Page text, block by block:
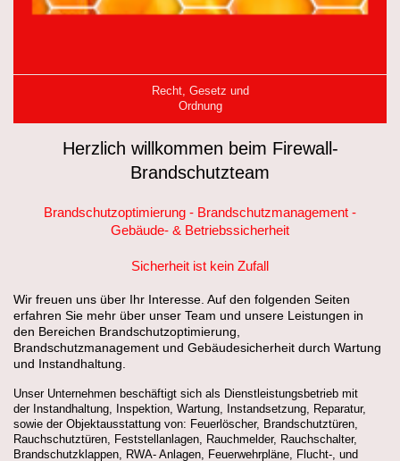
Recht, Gesetz und
Ordnung
Herzlich willkommen beim Firewall-
Brandschutzteam
Brandschutzoptimierung - Brandschutzmanagement -
Gebäude- & Betriebssicherheit
Sicherheit ist kein Zufall
Wir freuen uns über Ihr Interesse. Auf den folgenden Seiten
erfahren Sie mehr über unser Team und unsere Leistungen in
den Bereichen Brandschutzoptimierung,
Brandschutzmanagement und Gebäudesicherheit durch Wartung
und Instandhaltung.
Unser Unternehmen beschäftigt sich als Dienstleistungsbetrieb mit
der Instandhaltung, Inspektion, Wartung, Instandsetzung, Reparatur,
sowie der Objektausstattung von: Feuerlöscher, Brandschutztüren,
Rauchschutztüren, Feststellanlagen, Rauchmelder, Rauchschalter,
Brandschutzklappen, RWA- Anlagen, Feuerwehrpläne, Flucht-, und